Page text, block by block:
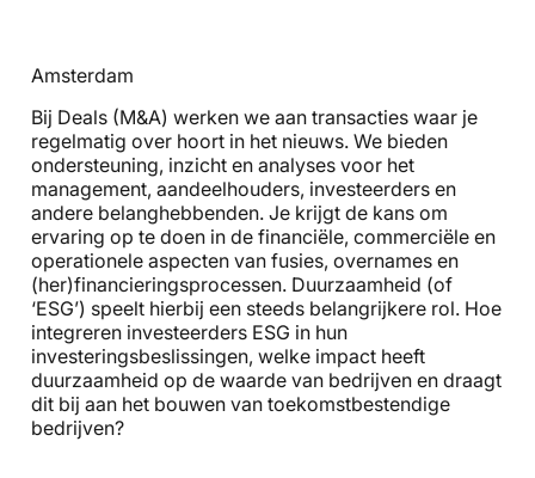
Amsterdam
Bij Deals (M&A) werken we aan transacties waar je
regelmatig over hoort in het nieuws. We bieden
ondersteuning, inzicht en analyses voor het
management, aandeelhouders, investeerders en
andere belanghebbenden. Je krijgt de kans om
ervaring op te doen in de financiële, commerciële en
operationele aspecten van fusies, overnames en
(her)financieringsprocessen. Duurzaamheid (of
‘ESG’) speelt hierbij een steeds belangrijkere rol. Hoe
integreren investeerders ESG in hun
investeringsbeslissingen, welke impact heeft
duurzaamheid op de waarde van bedrijven en draagt
dit bij aan het bouwen van toekomstbestendige
bedrijven?